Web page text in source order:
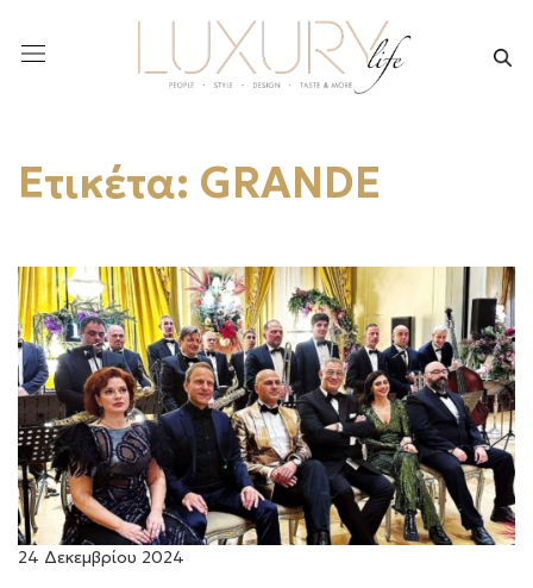
Ετικέτα: GRANDE
24 Δεκεμβρίου 2024